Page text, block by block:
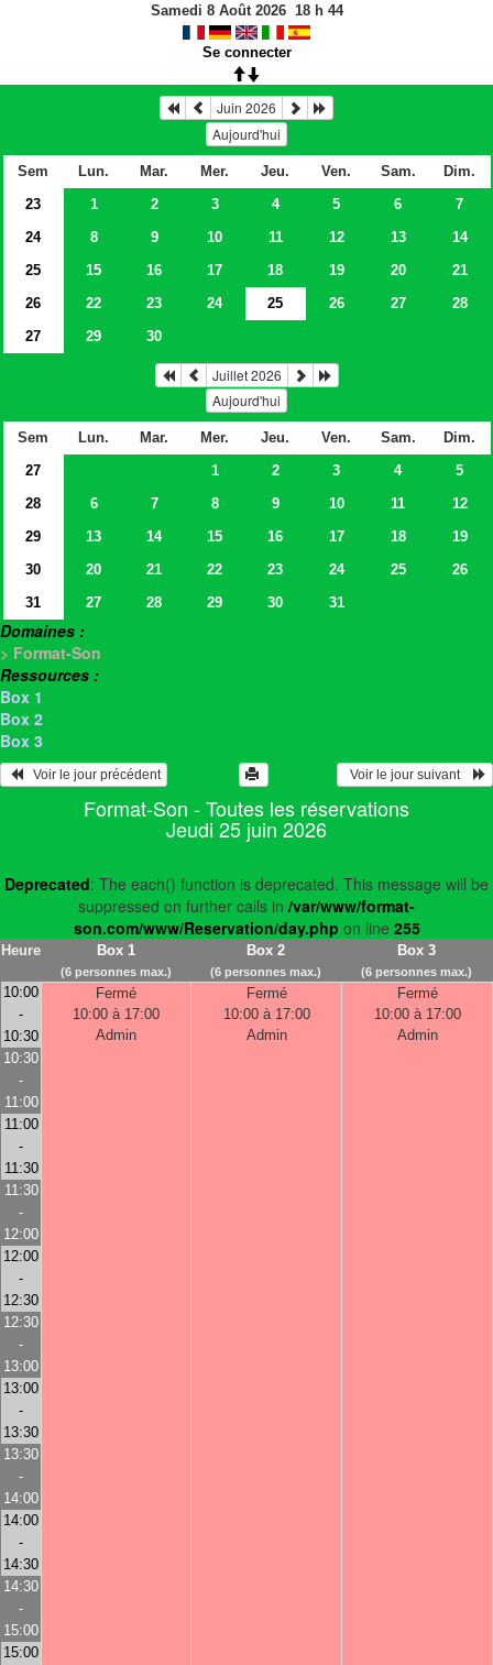
Samedi 8 Août 2026 18h 44
Se connecter
Juin 2026
Aujourd'hui
Sem Lun. Mar. Mer. Jeu. Ven. Sam.
Dim.
23
1 2 3 4 5 6
7
24
8 9 10 11 12 13
14
25
15 16 17 18 19 20
21
26
22 23 24 25 26 27
28
27
29 30
Juillet 2026
Aujourd'hui
Sem Lun. Mar. Mer. Jeu. Ven. Sam.
Dim.
27
1 2 3 4
5
28
6 7 8 9 10 11
12
29
13 14 15 16 17 18
19
30
20 21 22 23 24 25
26
31
27 28 29 30 31
Domaines :
> Format-Son
Ressources :
Box 1
Box 2
Box 3
   Voir le jour précédent
  Voir le jour suivant
Format-Son - Toutes les réservations
Jeudi 25 juin 2026
Deprecated: The each() function is deprecated. This message will be
suppressed on further calls in /var/www/format-
son.com/www/Reservation/day.php on line 255
Heure Box 1
(6 personnes max.)
Box 2
(6 personnes max.)
Box 3
(6 personnes max.)
10:00
-
10:30
Fermé
10:00 à 17:00
Admin
Fermé
10:00 à 17:00
Admin
Fermé
10:00 à 17:00
Admin
10:30
-
11:00
11:00
-
11:30
11:30
-
12:00
12:00
-
12:30
12:30
-
13:00
13:00
-
13:30
13:30
-
14:00
14:00
-
14:30
14:30
-
15:00
15:00